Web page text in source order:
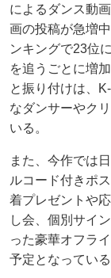
によるダンス動
画の投稿が急増
ンキングで23位
を追うごとに増
と振り付けは、
なダンサーやク
いる。
また、今作では
ルコード付きポ
着プレゼントや
し会、個別サイ
った豪華オフラ
予定となっている